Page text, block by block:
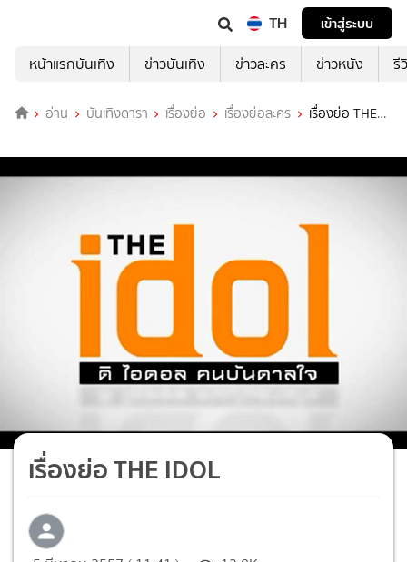
TH
เข้าสู่ระบบ
หน้าแรกบันเทิง
ข่าวบันเทิง ข่าวละคร ข่าวหนัง รี
อ่าน บันเทิงดารา เรื่องย่อ เรื่องย่อละคร
เรื่องย่อ THE
เรื่องย่อ THE IDOL